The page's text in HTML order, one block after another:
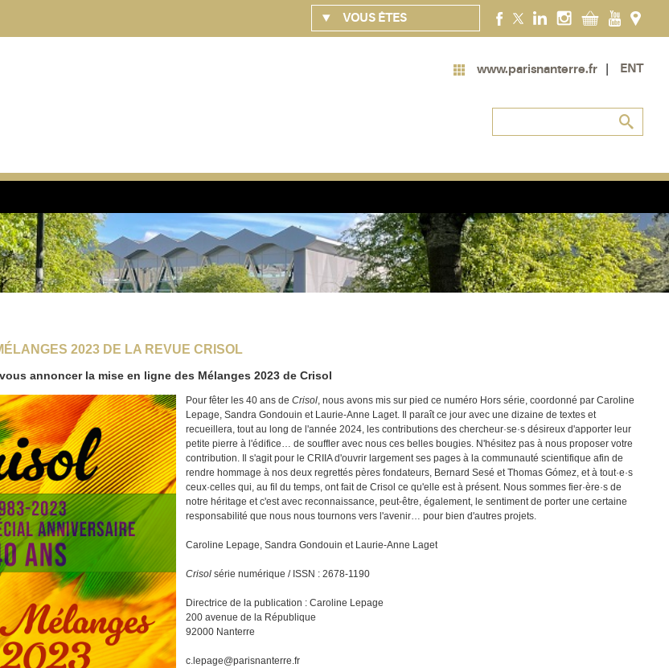
VOUS ÊTES
www.parisnanterre.fr ENT
2023 DE LA REVUE CRISOL
annoncer la mise en ligne des Mélanges 2023 de Crisol
Pour fêter les 40 ans de Crisol, nous avons mis sur pied ce numéro Hors série, coordonné par Caroline
Lepage, Sandra Gondouin et Laurie-Anne Laget. Il paraît ce jour avec une dizaine de textes et
recueillera, tout au long de l'année 2024, les contributions des chercheur·se·s désireux d'apporter leur
petite pierre à l'édifice… de souffler avec nous ces belles bougies. N'hésitez pas à nous proposer votre
contribution. Il s'agit pour le CRIIA d'ouvrir largement ses pages à la communauté scientifique afin de
rendre hommage à nos deux regrettés pères fondateurs, Bernard Sesé et Thomas Gómez, et à tout·e·s
ceux·celles qui, au fil du temps, ont fait de Crisol ce qu'elle est à présent. Nous sommes fier·ère·s de
notre héritage et c'est avec reconnaissance, peut-être, également, le sentiment de porter une certaine
responsabilité que nous nous tournons vers l'avenir… pour bien d'autres projets.
Caroline Lepage, Sandra Gondouin et Laurie-Anne Laget
Crisolsérie numérique / ISSN : 2678-1190
Directrice de la publication : Caroline Lepage
200 avenue de la République
92000 Nanterre
c.lepage@parisnanterre.fr